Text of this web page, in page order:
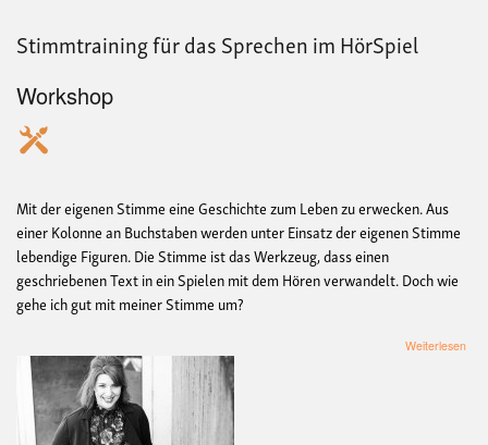
Stimmtraining für das Sprechen im HörSpiel
Workshop
Mit der eigenen Stimme eine Geschichte zum Leben zu erwecken. Aus
einer Kolonne an Buchstaben werden unter Einsatz der eigenen Stimme
lebendige Figuren. Die Stimme ist das Werkzeug, dass einen
geschriebenen Text in ein Spielen mit dem Hören verwandelt. Doch wie
gehe ich gut mit meiner Stimme um?
Weiterlesen